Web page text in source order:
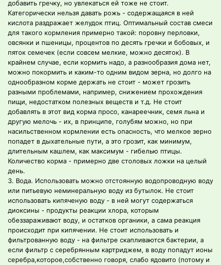
добавить гречку, но увлекаться ей тоже не стоит.
Категорически нельзя давать рожь - содержащаяся в ней
кислота раздражает желудок птиц. Оптимальный состав смеси
для такого кормления примерно такой: поровну перловки,
овсянки и пшеницы, процентов по десять гречки и бобовых, и
пяток семечек (если совсем мелкие, можно десяток). В
крайнем случае, если кормить надо, а разнообразия дома нет,
можно покормить и каким-то одним видом зерна, но долго на
однообразном корме держать не стоит - может грозить
разными проблемами, например, снижением прохождения
пищи, недостатком полезных веществ и т.д. Не стоит
добавлять в этот вид корма просо, канареечник, семя льна и
другую мелочь - их, в принципе, голубям можно, но при
насильственном кормлении есть опасность, что мелкое зерно
попадет в дыхательные пути, а это грозит, как минимум,
длительным кашлем, как максимум - гибелью птицы.
Количество корма - примерно две столовых ложки на целый
день.
3. Вода. Использовать можно отстоянную водопроводную воду
или питьевую неминеральную воду из бутылок. Не стоит
использовать кипяченую воду - в ней могут содержаться
диоксины - продукты реакции хлора, которым
обеззараживают воду, и остатков органики, а сама реакция
происходит при кипячении. Не стоит использовать и
фильтрованную воду - на фильтре скапливаются бактерии, а
если фильтр с серебрянным картриджем, в воду попадут ионы
серебра,которое,собственно говоря, слабо ядовито (потому и